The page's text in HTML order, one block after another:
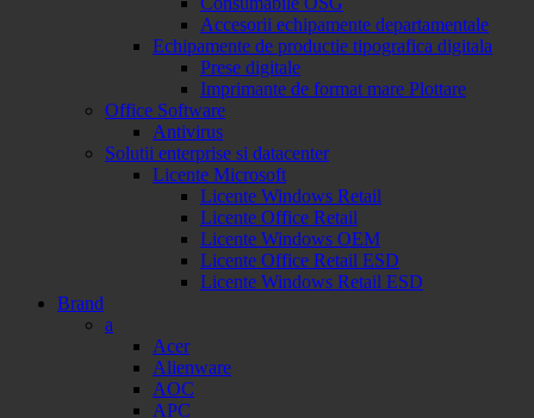
Accesorii echipamente departamentale
Echipamente de productie tipografica digitala
Prese digitale
Imprimante de format mare Plottare
Office Software
Antivirus
Solutii enterprise si datacenter
Licente Microsoft
Licente Windows Retail
Licente Office Retail
Licente Windows OEM
Licente Office Retail ESD
Licente Windows Retail ESD
Brand
a
Acer
Alienware
AOC
APC